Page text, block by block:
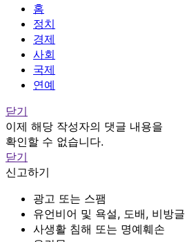
홈
정치
경제
사회
국제
연예
닫기
이제 해당 작성자의 댓글 내용을
확인할 수 없습니다.
닫기
신고하기
광고 또는 스팸
유언비어 및 욕설, 도배, 비방글
사생활 침해 또는 명예훼손